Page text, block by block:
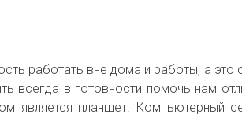
работать вне дома и работы, а это
всегда в готовности помочь нам
является планшет. Компьютерный